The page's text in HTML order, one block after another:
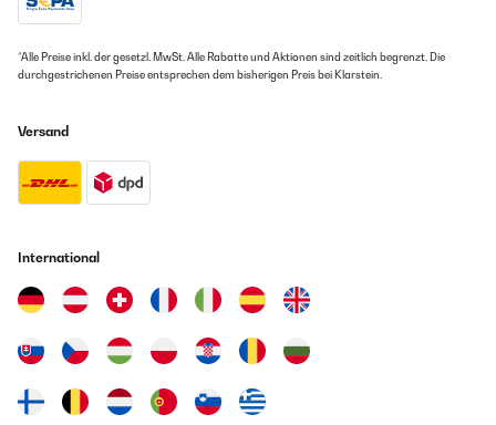
*Alle Preise inkl. der gesetzl. MwSt. Alle Rabatte und Aktionen sind zeitlich begrenzt. Die
durchgestrichenen Preise entsprechen dem bisherigen Preis bei Klarstein.
Versand
International